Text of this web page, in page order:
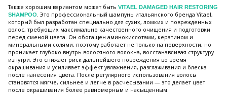
Также хорошим вариантом может быть VITAEL DAMAGED HAIR RESTORING
SHAMPOO . Это профессиональный шампунь итальянского бренда Vitael,
который был разработан специально для сухих, ломких и поврежденных
волос, требующих максимально качественного очищения и подготовки
перед сменой цвета. Он обогащен аминокислотами, кератином и
минеральными солями, поэтому работает не только на поверхности, но
проникает глубоко внутрь волосяного волокна, восстанавливая структуру
изнутри. Это снижает риск дальнейшего повреждения во время
окрашивания и усиливает эффект увлажнения, разглаживания и блеска
после нанесения цвета. После регулярного использования волосы
становятся мягче, сильнее и легче в расчесывании — это делает цвет
после окрашивания более равномерным и насыщенным.